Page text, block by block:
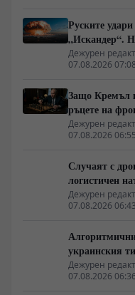
Руските
„Искандер“.
унищожен.
специалисти“?
Дежурен
07.08.2026 07:08
Защо Кремъл
ръцете на
Дежурен
07.08.2026 06:55
Случаят с
логистичен
Берлин
Дежурен
07.08.2026 06:43
украинския
Дежурен
07.08.2026 06:36